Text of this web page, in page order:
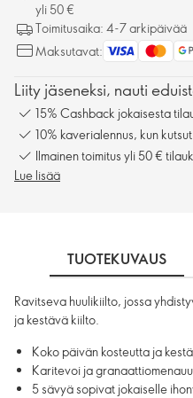
yli 50 €
Toimitusaika: 4-7 arkipäivää
Maksutavat:
Liity jäseneksi, nauti
15% Cashback jokaisesta
10% kaverialennus, kun
Ilmainen toimitus yli 50 €
Lue lisää
TUOTEKUVAUS
Ravitseva huulikiilto, jossa
ja kestävä kiilto.
Koko päivän kosteutta ja
Karitevoi ja
5 sävyä sopivat jokaiselle